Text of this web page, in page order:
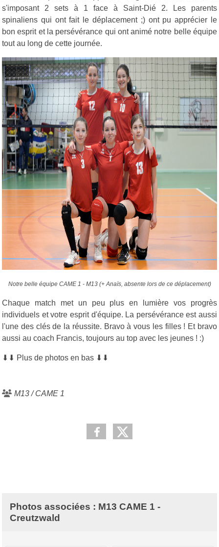
s'imposant 2 sets à 1 face à Saint-Dié 2. Les parents
spinaliens qui ont fait le déplacement ;) ont pu apprécier le
bon esprit et la persévérance qui ont animé notre belle équipe
tout au long de cette journée.
Notre belle équipe CAME 1 - M13 (+ Anaïs, absente lors de ce déplacement)
Chaque match met un peu plus en lumière vos progrès
individuels et votre esprit d'équipe. La persévérance est aussi
l'une des clés de la réussite. Bravo à vous les filles ! Et bravo
aussi au coach Francis, toujours au top avec les jeunes ! :)
⬇⬇ Plus de photos en bas ⬇⬇
M13 / CAME 1
Photos associées : M13 CAME 1 -
Creutzwald